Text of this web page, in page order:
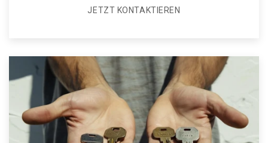
JETZT KONTAKTIEREN